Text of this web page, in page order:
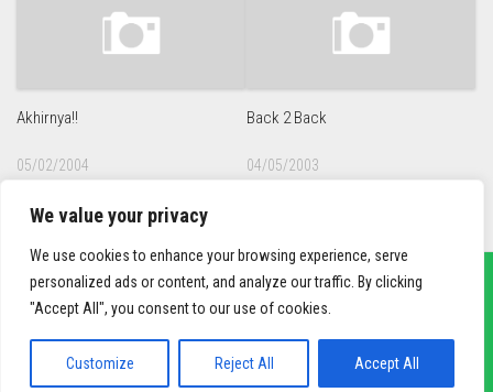
We value your privacy
We use cookies to enhance your browsing experience, serve
personalized ads or content, and analyze our traffic. By clicking
"Accept All", you consent to our use of cookies.
Customize Reject All Accept All
Akhirnya!!
05/02/2004
Back 2 Back
04/05/2003
sief3r.com
Powered byWordPress. Theme byAlx.